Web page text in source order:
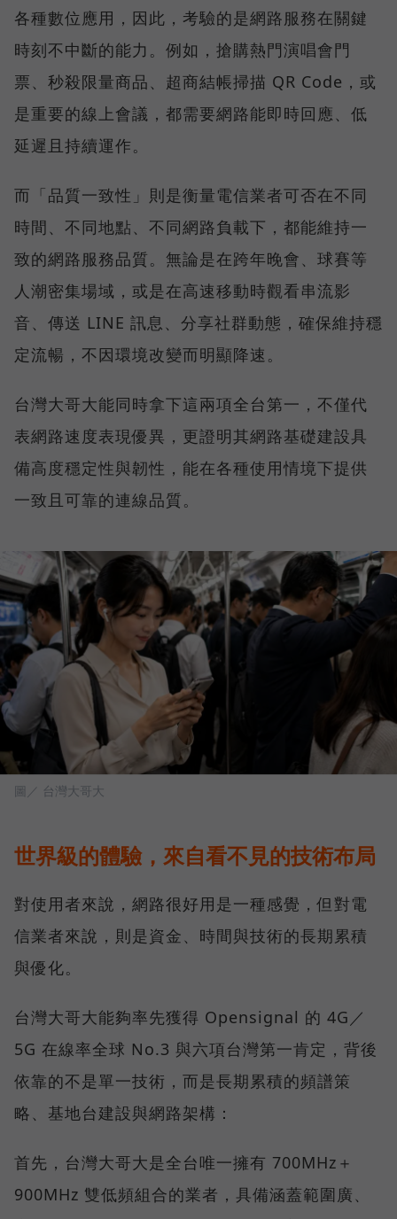
各種數位應用，因此，考驗的是網路服務在關鍵
時刻不中斷的能力。例如，搶購熱門演唱會門
票、秒殺限量商品、超商結帳掃描 QR Code，或
是重要的線上會議，都需要網路能即時回應、低
延遲且持續運作。
而「品質一致性」則是衡量電信業者可否在不同
時間、不同地點、不同網路負載下，都能維持一
致的網路服務品質。無論是在跨年晚會、球賽等
人潮密集場域，或是在高速移動時觀看串流影
音、傳送 LINE 訊息、分享社群動態，確保維持穩
定流暢，不因環境改變而明顯降速。
台灣大哥大能同時拿下這兩項全台第一，不僅代
表網路速度表現優異，更證明其網路基礎建設具
備高度穩定性與韌性，能在各種使用情境下提供
一致且可靠的連線品質。
圖／ 台灣大哥大
世界級的體驗，來自看不見的技術布局
對使用者來說，網路很好用是一種感覺，但對電
信業者來說，則是資金、時間與技術的長期累積
與優化。
台灣大哥大能夠率先獲得 Opensignal 的 4G／
5G 在線率全球 No.3 與六項台灣第一肯定，背後
依靠的不是單一技術，而是長期累積的頻譜策
略、基地台建設與網路架構：
首先，台灣大哥大是全台唯一擁有 700MHz＋
900MHz 雙低頻組合的業者，具備涵蓋範圍廣、